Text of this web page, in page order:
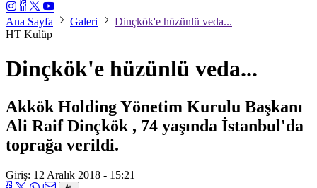
Ana Sayfa Galeri
Dinçkök'e hüzünlü veda...
HT Kulüp
Dinçkök'e hüzünlü veda...
Akkök Holding Yönetim Kurulu Başkanı
Ali Raif Dinçkök , 74 yaşında İstanbul'da
toprağa verildi.
Giriş: 12 Aralık 2018 - 15:21